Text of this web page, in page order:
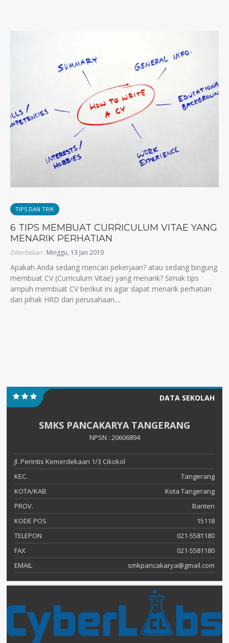
TIPS DAN TRIK
6 TIPS MEMBUAT CURRICULUM VITAE YANG
MENARIK PERHATIAN
Diterbitkan :Minggu, 13 Jan 2019
Apakah Anda sedang mencari pekerjaan? atau sedang bingung
membuat CV (Curriculum Vitae) yang menarik? Simak tips
ampuh membuat CV berikut ini agar dapat menarik perhatian
dari pihak HRD dari perusahaan....
DATA SEKOLAH
SMKS PANCAKARYA TANGERANG
NPSN : 20606894
Jl. Perintis Kemerdekaan 1/3 Cikokol
KEC.
Tangerang
KOTA/KAB.
Kota Tangerang
PROV.
Banten
KODE POS
15118
TELEPON
021-5581180
FAX
021-5581180
EMAIL
smkpancakarya@gmail.com